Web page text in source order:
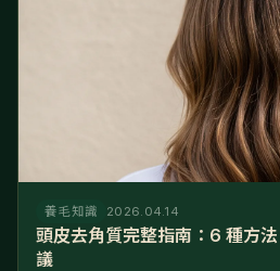
養毛知識 2026.04.14
頭皮去角質完整指南：6 種方
議